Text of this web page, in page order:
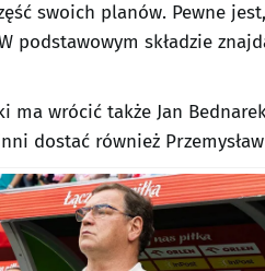
swoich planów. Pewne
podstawowym składzie
ma wrócić także Jan
dostać również